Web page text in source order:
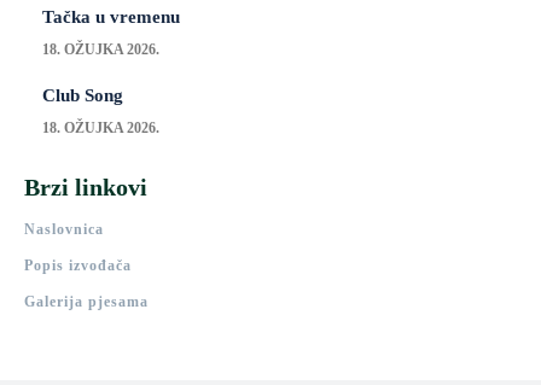
Tačka u vremenu
18. OŽUJKA 2026.
Club Song
18. OŽUJKA 2026.
Brzi linkovi
Naslovnica
Popis izvođača
Galerija pjesama